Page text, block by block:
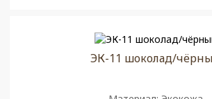
ЭК-11 шоколад/